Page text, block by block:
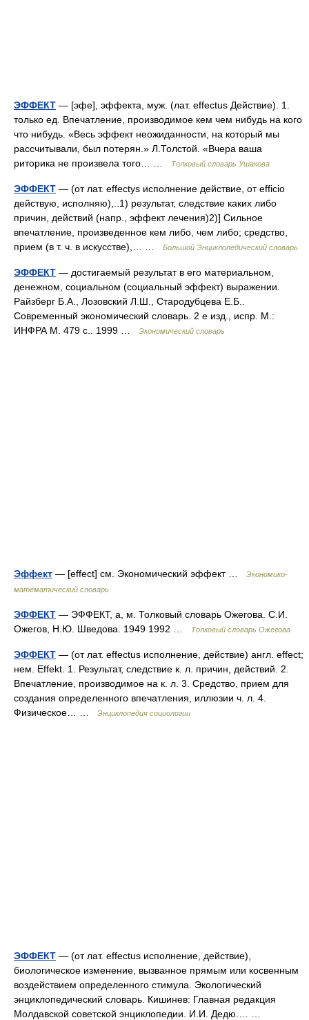
ЭФФЕКТ — [эфе], эффекта, муж. (лат. effectus Действие). 1.
только ед. Впечатление, производимое кем чем нибудь на кого
что нибудь. «Весь эффект неожиданности, на который мы
рассчитывали, был потерян.» Л.Толстой. «Вчера ваша
риторика не произвела того… …
Толковый словарь Ушакова
ЭФФЕКТ — (от лат. effectys исполнение действие, от efficio
действую, исполняю),..1) результат, следствие каких либо
причин, действий (напр., эффект лечения)2)] Сильное
впечатление, произведенное кем либо, чем либо; средство,
прием (в т. ч. в искусстве),… …
Большой Энциклопедический словарь
ЭФФЕКТ — достигаемый результат в его материальном,
денежном, социальном (социальный эффект) выражении.
Райзберг Б.А., Лозовский Л.Ш., Стародубцева Е.Б..
Современный экономический словарь. 2 е изд., испр. М.:
ИНФРА М. 479 с.. 1999 …
Экономический словарь
Эффект — [effect] см. Экономический эффект …
Экономико-
математический словарь
ЭФФЕКТ — ЭФФЕКТ, а, м. Толковый словарь Ожегова. С.И.
Ожегов, Н.Ю. Шведова. 1949 1992 …
Толковый словарь Ожегова
ЭФФЕКТ — (от лат. effectus исполнение, действие) англ. effect;
нем. Effekt. 1. Результат, следствие к. л. причин, действий. 2.
Впечатление, производимое на к. л. 3. Средство, прием для
создания определенного впечатления, иллюзии ч. л. 4.
Физическое… …
Энциклопедия социологии
ЭФФЕКТ — (от лат. effectus исполнение, действие),
биологическое изменение, вызванное прямым или косвенным
воздействием определенного стимула. Экологический
энциклопедический словарь. Кишинев: Главная редакция
Молдавской советской энциклопедии. И.И. Дедю.… …